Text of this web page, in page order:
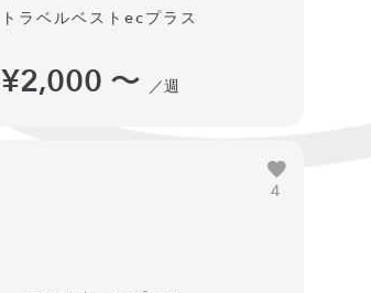
トラベルベストecプラス
¥2,000 〜 ／週
4